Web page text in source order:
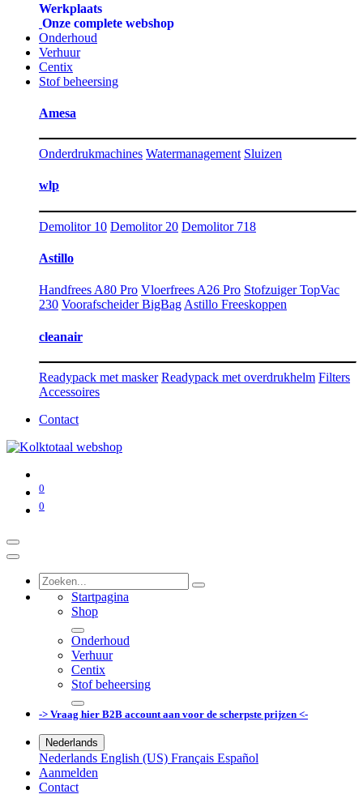
Werkplaats
Onze complete webshop
Onderhoud
Verhuur
Centix
Stof beheersing
Amesa
Onderdrukmachines Watermanagement Sluizen
wlp
Demolitor 10 Demolitor 20 Demolitor 718
Astillo
Handfrees A80 Pro Vloerfrees A26 Pro Stofzuiger TopVac
230 Voorafscheider BigBag Astillo Freeskoppen
cleanair
Readypack met masker Readypack met overdrukhelm Filters
Accessoires
Contact
0
0
Startpagina
Shop
Onderhoud
Verhuur
Centix
Stof beheersing
-> Vraag hier B2B account aan voor de scherpste prijzen <-
Nederlands
Nederlands English (US) Français Español
Aanmelden
Contact